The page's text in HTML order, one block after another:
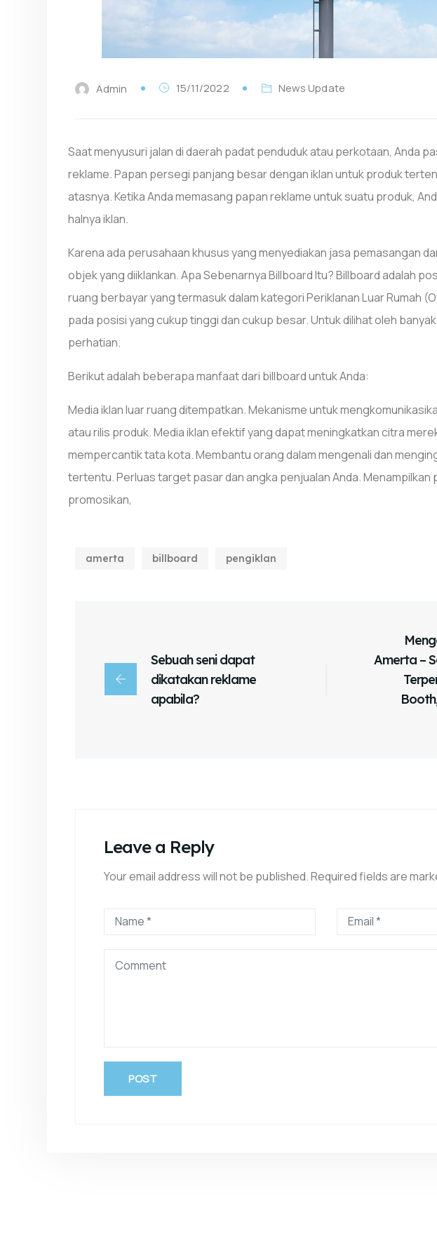
Admin 15/11/2022 News Update
Saat menyusuri jalan di daerah padat penduduk atau perkotaan, Anda
reklame. Papan persegi panjang besar dengan iklan untuk produk
atasnya. Ketika Anda memasang papan reklame untuk suatu produk,
halnya iklan.
Karena ada perusahaan khusus yang menyediakan jasa pemasangan
objek yang diiklankan. Apa Sebenarnya Billboard Itu? Billboard adalah
ruang berbayar yang termasuk dalam kategori Periklanan Luar Rumah
pada posisi yang cukup tinggi dan cukup besar. Untuk dilihat oleh
perhatian.
Berikut adalah beberapa manfaat dari billboard untuk Anda:
Media iklan luar ruang ditempatkan. Mekanisme untuk
atau rilis produk. Media iklan efektif yang dapat meningkatkan citra
mempercantik tata kota. Membantu orang dalam mengenali dan
tertentu. Perluas target pasar dan angka penjualan Anda. Menampilkan
promosikan,
amerta billboard pengiklan
Sebuah seni dapat
dikatakan reklame
apabila?
Amerta –
Leave a Reply
Your email address will not be published. Required fields are